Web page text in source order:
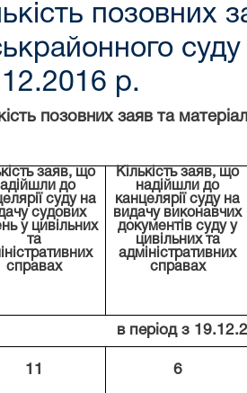
позовних
р.
позовних заяв та
заяв, що
до
суду на
судових
у цивільних
та
справах
Кількість заяв, що
надійшли до
канцелярії суду на
видачу виконавчих
документів суду у
цивільних та
адміністративних
справах
в період з
11 6